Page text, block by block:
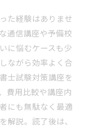
た経験はありませ
通信講座や予備校
に悩むケースも少
ながら効率よく合
士試験対策講座を
費用比較や講座内
にも無駄なく最適
解説。読了後は、